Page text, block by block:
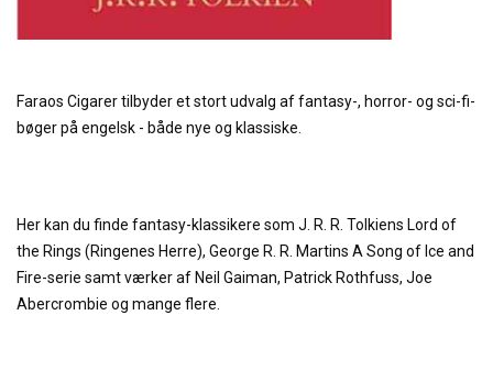
Faraos Cigarer tilbyder et stort udvalg af fantasy-, horror- og sci-fi-
bøger på engelsk - både nye og klassiske.
Her kan du finde fantasy-klassikere som J. R. R. Tolkiens Lord of
the Rings (Ringenes Herre), George R. R. Martins A Song of Ice and
Fire-serie samt værker af Neil Gaiman, Patrick Rothfuss, Joe
Abercrombie og mange flere.